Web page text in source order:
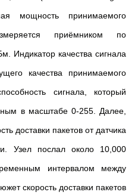
мощность принимаемого
приёмником по
Индикатор качества сигнала
качества принимаемого
сигнала, который
в масштабе 0-255. Далее,
доставки пакетов от датчика
Узел послал около 10,000
интервалом между
скорость доставки пакетов